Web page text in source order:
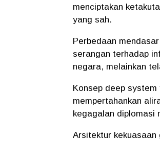
menciptakan
yang sah.
​Perbedaan
serangan terhadap
negara, melainkan
​Konsep deep
mempertahankan
kegagalan diplomasi
​Arsitektur kekuasaan